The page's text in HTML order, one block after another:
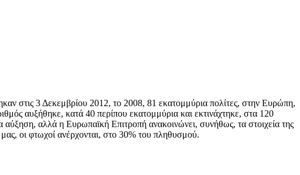
στις 3 Δεκεμβρίου 2012, το 2008, 81 εκατομμύρια πολίτες, στην Ευρώπη,
αυξήθηκε, κατά 40 περίπου εκατομμύρια και εκτινάχτηκε, στα 120
αύξηση, αλλά η Ευρωπαϊκή Επιτροπή ανακοινώνει, συνήθως, τα στοιχεία της
οι φτωχοί ανέρχονται, στο 30% του πληθυσμού.